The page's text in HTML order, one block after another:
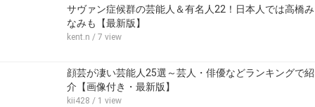
サヴァン症候群の芸能人＆有名人22！日本人では高橋み
なみも【最新版】
kent.n / 7 view
顔芸が凄い芸能人25選～芸人・俳優などランキングで紹
介【画像付き・最新版】
kii428 / 1 view